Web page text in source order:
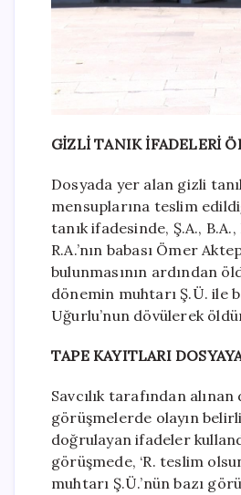
GİZLİ TANIK İFADELERİ
Dosyada yer alan gizli
mensuplarına teslim
tanık ifadesinde, Ş.A.,
R.A.’nın babası Ömer
bulunmasının ardından
dönemin muhtarı Ş.Ü. ile
Uğurlu’nun dövülerek
TAPE KAYITLARI
Savcılık tarafından
görüşmelerde olayın
doğrulayan ifadeler
görüşmede, ‘R. teslim
muhtarı Ş.Ü.’nün bazı